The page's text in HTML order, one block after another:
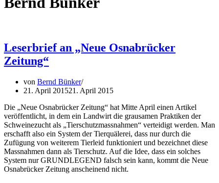
Leserbrief an „Neue Osnabrücker
Zeitung“
von Bernd Bünker
21. April 201521. April 2015
Die „Neue Osnabrücker Zeitung“ hat Mitte April einen Artikel
veröffentlicht, in dem ein Landwirt die grausamen Praktiken der
Schweinezucht als „Tierschutzmassnahmen“ verteidigt werden. Man
erschafft also ein System der Tierquälerei, dass nur durch die
Zufügung von weiterem Tierleid funktioniert und bezeichnet diese
Massnahmen dann als Tierschutz. Auf die Idee, dass ein solches
System nur GRUNDLEGEND falsch sein kann, kommt die Neue
Osnabrücker Zeitung anscheinend nicht.